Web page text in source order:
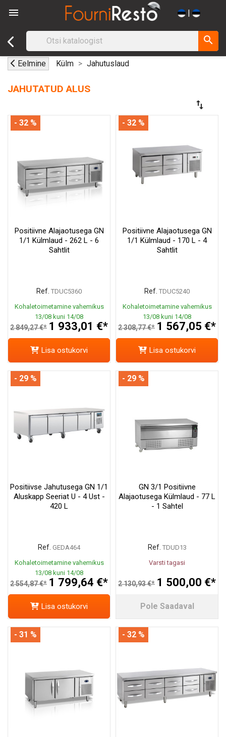
 |
search
Eelmine Külm Jahutuslaud
JAHUTATUD ALUS
swap_vert
Positiivne Alajaotusega GN
1/1 Külmlaud - 262 L - 6
Sahtlit
Ref. TDUC5360
Kohaletoimetamine vahemikus
13/08 kuni 14/08
2 849,27 €* 1 933,01 €*
- 32 %
Lisa ostukorvi
Positiivne Alajaotusega GN
1/1 Külmlaud - 170 L - 4
Sahtlit
Ref. TDUC5240
Kohaletoimetamine vahemikus
13/08 kuni 14/08
2 308,77 €* 1 567,05 €*
- 32 %
Lisa ostukorvi
Positiivse Jahutusega GN 1/1
Aluskapp Seeriat U - 4 Ust -
420 L
Ref. GEDA464
Kohaletoimetamine vahemikus
13/08 kuni 14/08
2 554,87 €* 1 799,64 €*
- 29 %
Lisa ostukorvi
GN 3/1 Positiivne
Alajaotusega Külmlaud - 77 L
- 1 Sahtel
Ref. TDUD13
Varsti tagasi
2 130,93 €* 1 500,00 €*
- 29 %
Pole Saadaval
- 31 % - 32 %